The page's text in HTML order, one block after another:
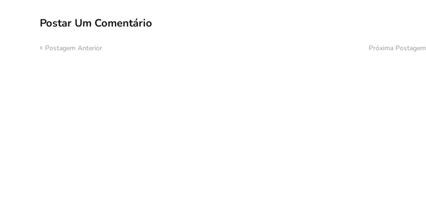
Postar Um Comentário
Postagem Anterior Próxima Postagem